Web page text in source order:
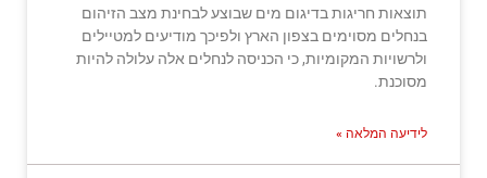
תוצאות חריגות בדיגום מים שבוצע לבחינת מצב הזיהום
בנחלים מסוימים בצפון הארץ ולפיכך מודיעים למטיילים
ולרשויות המקומיות, כי הכניסה לנחלים אלה עלולה להיות
מסוכנת.
לידיעה המלאה »